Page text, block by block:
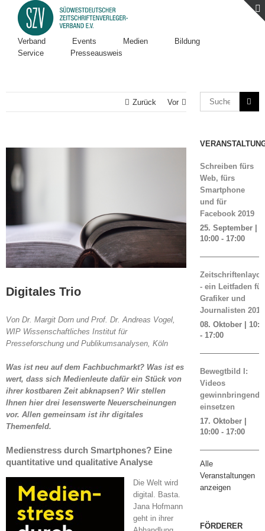
Verband Events Medien
Bildung
Service
Presseausweis
Zurück Vor
grösseres
Bild
Digitales Trio
Von Dr. Margit Dorn und Prof. Dr. Andreas Vogel,
WIP Wissenschaftliches Institut für
Presseforschung und Publikumsanalysen, Köln
Was ist neu auf dem Fachbuchmarkt? Was ist es
wert, dass sich Medienleute dafür ein Stück von
ihrer kostbaren Zeit abknapsen? Wir stellen
Ihnen hier drei lesenswerte Neuerscheinungen
vor. Allen gemeinsam ist ihr digitales
Themenfeld.
Medienstress durch Smartphones? Eine
quantitative und qualitative Analyse
Die Welt wird
digital. Basta.
Jana Hofmann
geht in ihrer
Schreiben fürs
Web, fürs
Smartphone
und für
Facebook 2019
25. September |
10:00- 17:00
- ein Leitfaden für
Grafiker und
Journalisten 2019
08. Oktober |
- 17:00
Bewegtbild I:
Videos
gewinnbringend
einsetzen
17. Oktober |
10:00- 17:00
Alle
Veranstaltungen
anzeigen
FÖRDERER